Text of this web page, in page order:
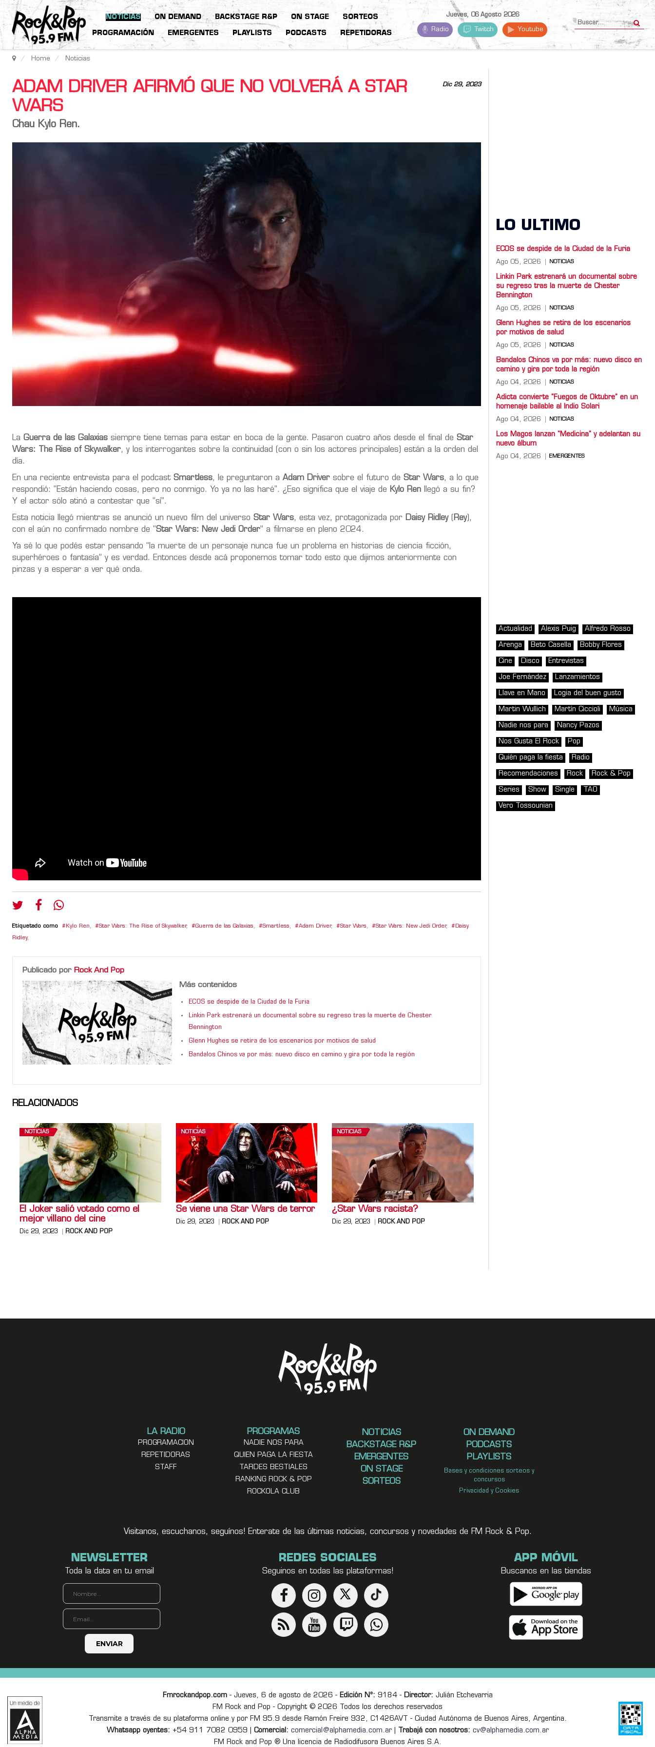
NOTICIAS ON DEMAND BACKSTAGE R&P ON STAGE SORTEOS
PROGRAMACIÓN EMERGENTES PLAYLISTS PODCASTS REPETIDORAS
Jueves, 06 Agosto 2026
Radio Twitch Youtube
Home Noticias
Dic 29, 2023
ADAM DRIVER AFIRMÓ QUE NO VOLVERÁ A STAR
WARS
Chau Kylo Ren.
La Guerra de las Galaxias siempre tiene temas para estar en boca de la gente. Pasaron cuatro años desde el final de Star
Wars: The Rise of Skywalker, y los interrogantes sobre la continuidad (con o sin los actores principales) están a la orden del
día.
En una reciente entrevista para el podcast Smartless, le preguntaron a Adam Driver sobre el futuro de Star Wars, a lo que
respondió: "Están haciendo cosas, pero no conmigo. Yo ya no las haré". ¿Eso significa que el viaje de Kylo Ren llegó a su fin?
Y el actor sólo atinó a contestar que “sí”.
Esta noticia llegó mientras se anunció un nuevo film del universo Star Wars, esta vez, protagonizada por Daisy Ridley Rey),
con el aún no confirmado nombre de "Star Wars: New Jedi Order” a filmarse en pleno 2024.
Ya sé lo que podés estar pensando “la muerte de un personaje nunca fue un problema en historias de ciencia ficción,
superhéroes o fantasía” y es verdad. Entonces desde acá proponemos tomar todo esto que dijimos anteriormente con
pinzas y a esperar a ver qué onda.
Etiquetado como Kylo Ren, Star Wars: The Rise of Skywalker, Guerra de las Galaxias, Smartless, Adam Driver, Star Wars, Star Wars: New Jedi Order, Daisy
Ridley,
Publicado por Rock And Pop
Más contenidos
ECOS se despide de la Ciudad de la Furia
Linkin Park estrenará un documental sobre su regreso tras la muerte de Chester
Bennington
Glenn Hughes se retira de los escenarios por motivos de salud
Bandalos Chinos va por más: nuevo disco en camino y gira por toda la región
RELACIONADOS
NOTICIAS
El Joker salió votado como el
mejor villano del cine
Dic 29, 2023 ROCK AND POP
NOTICIAS
Se viene una Star Wars de terror
Dic 29, 2023 ROCK AND POP
NOTICIAS
¿Star Wars racista?
Dic 29, 2023 ROCK AND POP
LO ULTIMO
ECOS se despide de la Ciudad de la Furia
Ago 05, 2026 NOTICIAS
Linkin Park estrenará un documental sobre
su regreso tras la muerte de Chester
Bennington
Ago 05, 2026 NOTICIAS
Glenn Hughes se retira de los escenarios
por motivos de salud
Ago 05, 2026 NOTICIAS
Bandalos Chinos va por más: nuevo disco en
camino y gira por toda la región
Ago 04, 2026 NOTICIAS
Adicta convierte "Fuegos de Oktubre" en un
homenaje bailable al Indio Solari
Ago 04, 2026 NOTICIAS
Los Magos lanzan "Medicina" y adelantan su
nuevo álbum
Ago 04, 2026 EMERGENTES
Actualidad Alexis Puig Alfredo Rosso
Arenga Beto Casella Bobby Flores
Cine Disco Entrevistas
Joe Fernández Lanzamientos
Llave en Mano Logia del buen gusto
Martin Wullich Martín Ciccioli Música
Nadie nos para Nancy Pazos
Nos Gusta El Rock Pop
Quién paga la fiesta Radio
Recomendaciones Rock Rock & Pop
Series Show Single TAO
Vero Tossounian
LA RADIO
PROGRAMACION
REPETIDORAS
STAFF
PROGRAMAS
NADIE NOS PARA
QUIEN PAGA LA FIESTA
TARDES BESTIALES
RANKING ROCK & POP
ROCKOLA CLUB
NOTICIAS
BACKSTAGE R&P
EMERGENTES
ON STAGE
SORTEOS
ON DEMAND
PODCASTS
PLAYLISTS
Bases y condiciones sorteos y
concursos
Privacidad y Cookies
Visitanos, escuchanos, seguínos! Enterate de las últimas noticias, concursos y novedades de FM Rock & Pop.
NEWSLETTER
Toda la data en tu email
REDES SOCIALES
Seguinos en todas las plataformas!
APP MÓVIL
Buscanos en las tiendas
Fmrockandpop.com- Jueves, 6 de agosto de 2026 - Edición Nº: 9184 - Director: Julián Etchevarria
FM Rock and Pop - Copyright © 2026 Todos los derechos reservados
Transmite a través de su plataforma online y por FM 95.9 desde Ramón Freire 932, C1426AVT - Ciudad Autónoma de Buenos Aires, Argentina.
Whatsapp oyentes: +54 911 7082 0959 | Comercial: comercial@alphamedia.com.ar| Trabajá con nosotros: cv@alphamedia.com.ar
FM Rock and Pop ® Una licencia de Radiodifusora Buenos Aires S.A.